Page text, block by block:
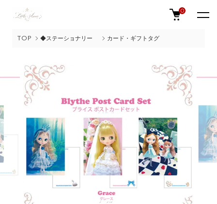
0
TOP ◆ステーショナリー カード・ギフトタグ